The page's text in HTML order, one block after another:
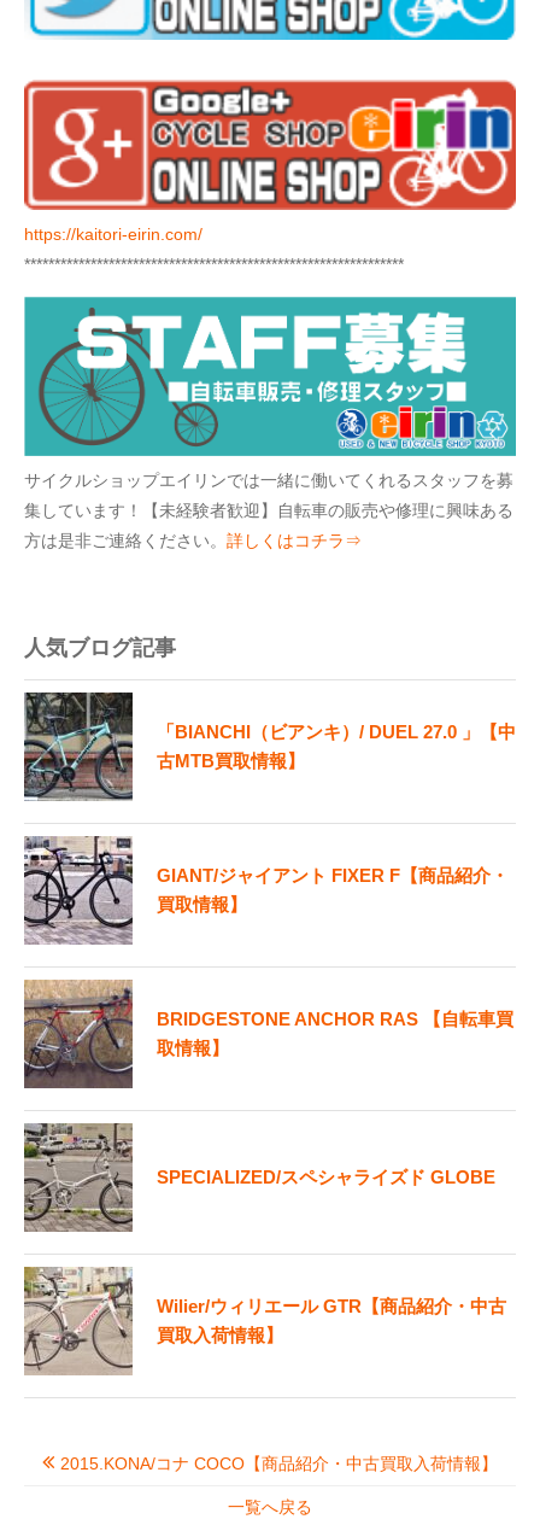
https://kaitori-eirin.com/
***************************************************************
サイクルショップエイリンでは一緒に働いてくれるスタッフを募
集しています！【未経験者歓迎】自転車の販売や修理に興味ある
方は是非ご連絡ください。 詳しくはコチラ⇒
人気ブログ記事
「BIANCHI（ビアンキ）/ DUEL 27.0 」【中
古MTB買取情報】
GIANT/ジャイアント FIXER F【商品紹介・
買取情報】
BRIDGESTONE ANCHOR RAS 【自転車買
取情報】
SPECIALIZED/スペシャライズド GLOBE
Wilier/ウィリエール GTR【商品紹介・中古
買取入荷情報】
2015.KONA/コナ COCO【商品紹介・中古買取入荷情報】
一覧へ戻る